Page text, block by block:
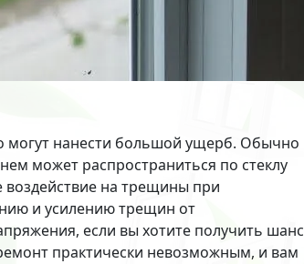
могут нанести большой ущерб. Обычно
может распространиться по стеклу
воздействие на трещины при
и усилению трещин от
если вы хотите получить шанс
практически невозможным, и вам